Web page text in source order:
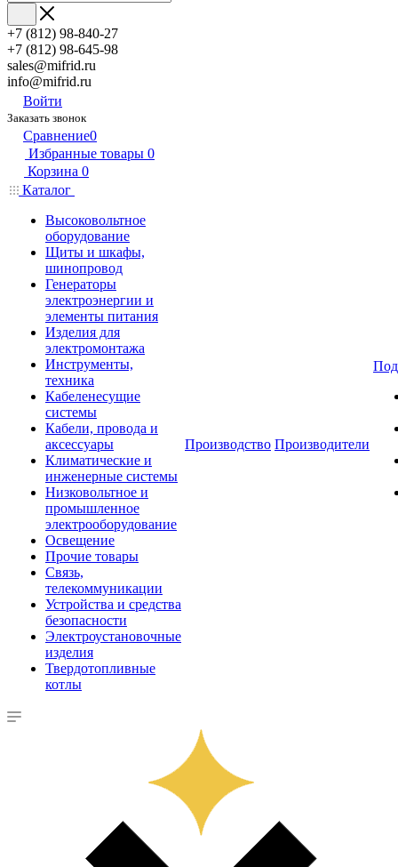
+7 (812) 98-840-27
+7 (812) 98-645-98
sales@mifrid.ru
info@mifrid.ru
Войти
Заказать звонок
Сравнение0
Избранные товары 0
Корзина 0
Каталог
Высоковольтное
оборудование
Щиты и шкафы,
шинопровод
Генераторы
электроэнергии и
элементы питания
Изделия для
электромонтажа
Инструменты,
техника
Кабеленесущие
системы
Кабели, провода и
аксессуары
Климатические и
инженерные системы
Низковольтное и
промышленное
электрооборудование
Освещение
Прочие товары
Связь,
телекоммуникации
Устройства и средства
безопасности
Электроустановочные
изделия
Твердотопливные
котлы
Производство Производители